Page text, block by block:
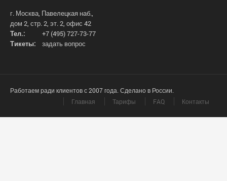
г. Москва, Павелецкая наб.,
дом 2, стр. 2, эт. 2, офис 42
Тел.:
+7 (495) 727-73-77
Тикеты:
задать вопрос
Работаем ради клиентов с 2007 года. Сделано в России.
Главная
Тарифы FAQ Контакты